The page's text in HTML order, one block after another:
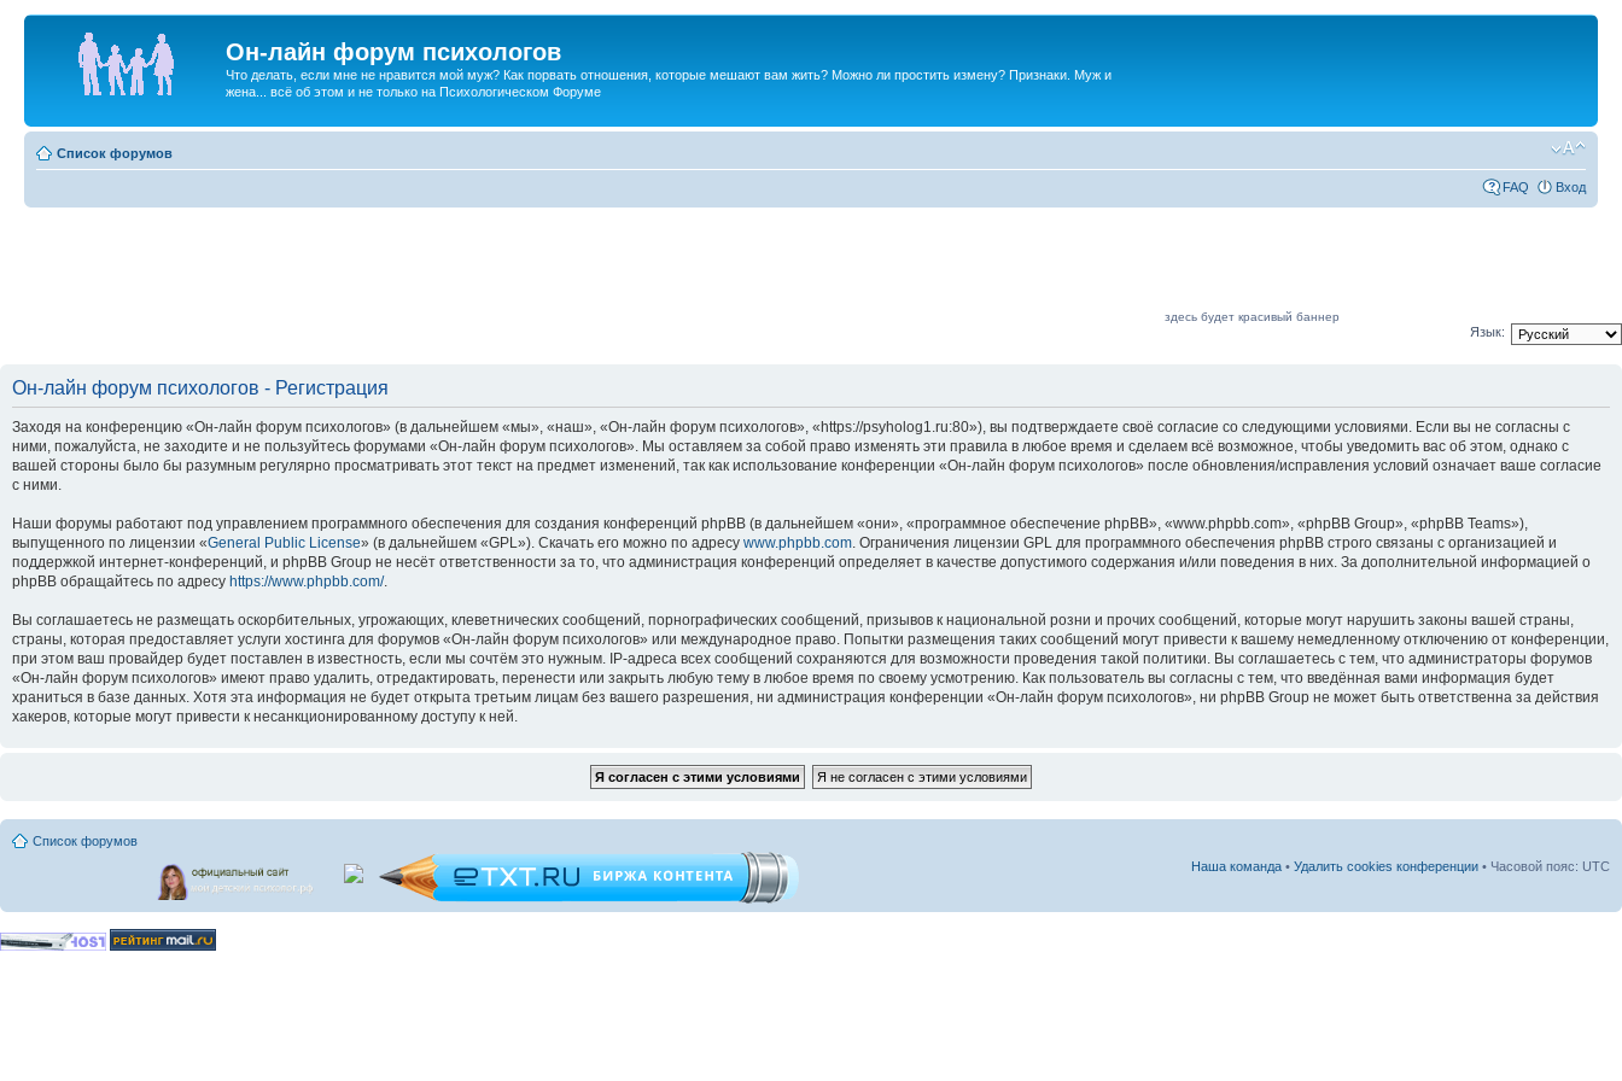
Он-лайн форум психологов
Что делать, если мне не нравится мой муж? Как порвать отношения, которые мешают вам жить? Можно ли простить измену? Признаки. Муж и
жена... всё об этом и не только на Психологическом Форуме
Список форумов
FAQ Вход
здесь будет красивый баннер
Язык:
Он-лайн форум психологов - Регистрация
Заходя на конференцию «Он-лайн форум психологов» (в дальнейшем «мы», «наш», «Он-лайн форум психологов», «https://psyholog1.ru:80»), вы подтверждаете своё согласие со следующими условиями. Если вы не согласны с
ними, пожалуйста, не заходите и не пользуйтесь форумами «Он-лайн форум психологов». Мы оставляем за собой право изменять эти правила в любое время и сделаем всё возможное, чтобы уведомить вас об этом, однако с
вашей стороны было бы разумным регулярно просматривать этот текст на предмет изменений, так как использование конференции «Он-лайн форум психологов» после обновления/исправления условий означает ваше согласие
с ними.
Наши форумы работают под управлением программного обеспечения для создания конференций phpBB (в дальнейшем «они», «программное обеспечение phpBB», «www.phpbb.com», «phpBB Group», «phpBB Teams»),
выпущенного по лицензии «General Public License» (в дальнейшем «GPL»). Скачать его можно по адресу www.phpbb.com. Ограничения лицензии GPL для программного обеспечения phpBB строго связаны с организацией и
поддержкой интернет-конференций, и phpBB Group не несёт ответственности за то, что администрация конференций определяет в качестве допустимого содержания и/или поведения в них. За дополнительной информацией о
phpBB обращайтесь по адресу https://www.phpbb.com/.
Вы соглашаетесь не размещать оскорбительных, угрожающих, клеветнических сообщений, порнографических сообщений, призывов к национальной розни и прочих сообщений, которые могут нарушить законы вашей страны,
страны, которая предоставляет услуги хостинга для форумов «Он-лайн форум психологов» или международное право. Попытки размещения таких сообщений могут привести к вашему немедленному отключению от конференции,
при этом ваш провайдер будет поставлен в известность, если мы сочтём это нужным. IP-адреса всех сообщений сохраняются для возможности проведения такой политики. Вы соглашаетесь с тем, что администраторы форумов
«Он-лайн форум психологов» имеют право удалить, отредактировать, перенести или закрыть любую тему в любое время по своему усмотрению. Как пользователь вы согласны с тем, что введённая вами информация будет
храниться в базе данных. Хотя эта информация не будет открыта третьим лицам без вашего разрешения, ни администрация конференции «Он-лайн форум психологов», ни phpBB Group не может быть ответственна за действия
хакеров, которые могут привести к несанкционированному доступу к ней.
Список форумов
Наша команда • Удалить cookies конференции • Часовой пояс: UTC